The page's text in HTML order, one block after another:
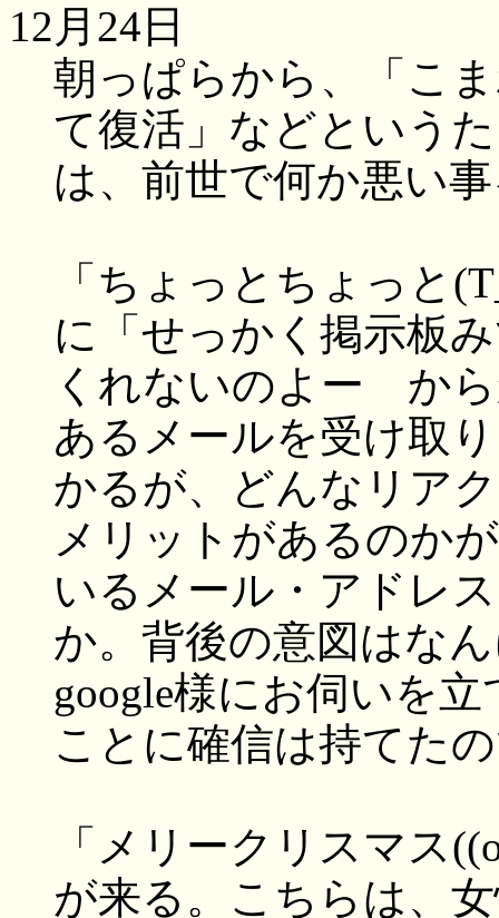
12月24日
朝っぱらから、「こ
て復活」などという
は、前世で何か悪い
「ちょっとちょっと
に「せっかく掲示板
くれないのよー か
あるメールを受け取
かるが、どんなリア
メリットがあるのか
いるメール・アドレ
か。背後の意図はな
google様にお伺いを
ことに確信は持てた
「メリークリスマス
が来る。こちらは、